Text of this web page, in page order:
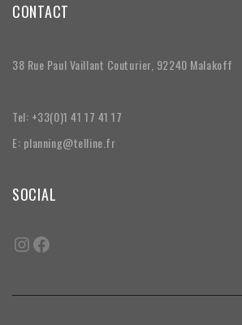
CONTACT
38 Rue Paul Vaillant Couturier, 92240 Malakoff
Tel: +33(0)1 41 17 41 17
E: planning@telline.fr
SOCIAL